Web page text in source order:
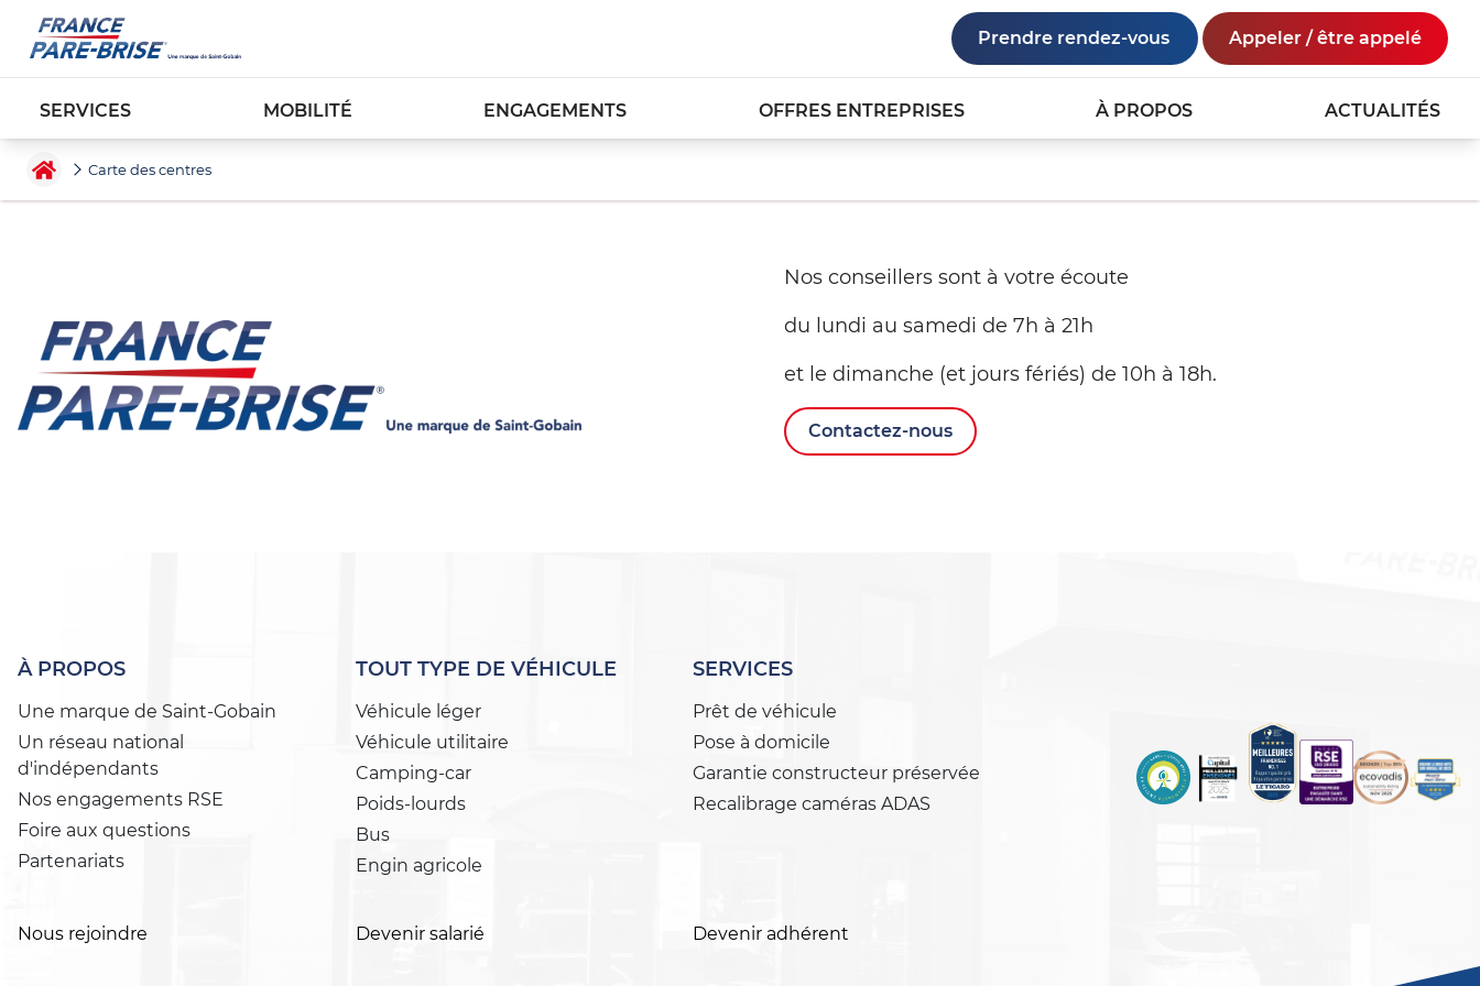
Prendre rendez-vous Appeler / être appelé
SERVICES MOBILITÉ ENGAGEMENTS OFFRES ENTREPRISES À PROPOS ACTUALITÉS
Carte des centres
Nos conseillers sont à votre écoute
du lundi au samedi de 7h à 21h
et le dimanche (et jours fériés) de 10h à 18h.
Contactez-nous
À PROPOS
Une marque de Saint-Gobain
Un réseau national
d'indépendants
Nos engagements RSE
Foire aux questions
Partenariats
TOUT TYPE DE VÉHICULE
Véhicule léger
Véhicule utilitaire
Camping-car
Poids-lourds
Bus
Engin agricole
SERVICES
Prêt de véhicule
Pose à domicile
Garantie constructeur préservée
Recalibrage caméras ADAS
Nous rejoindre Devenir salarié Devenir adhérent